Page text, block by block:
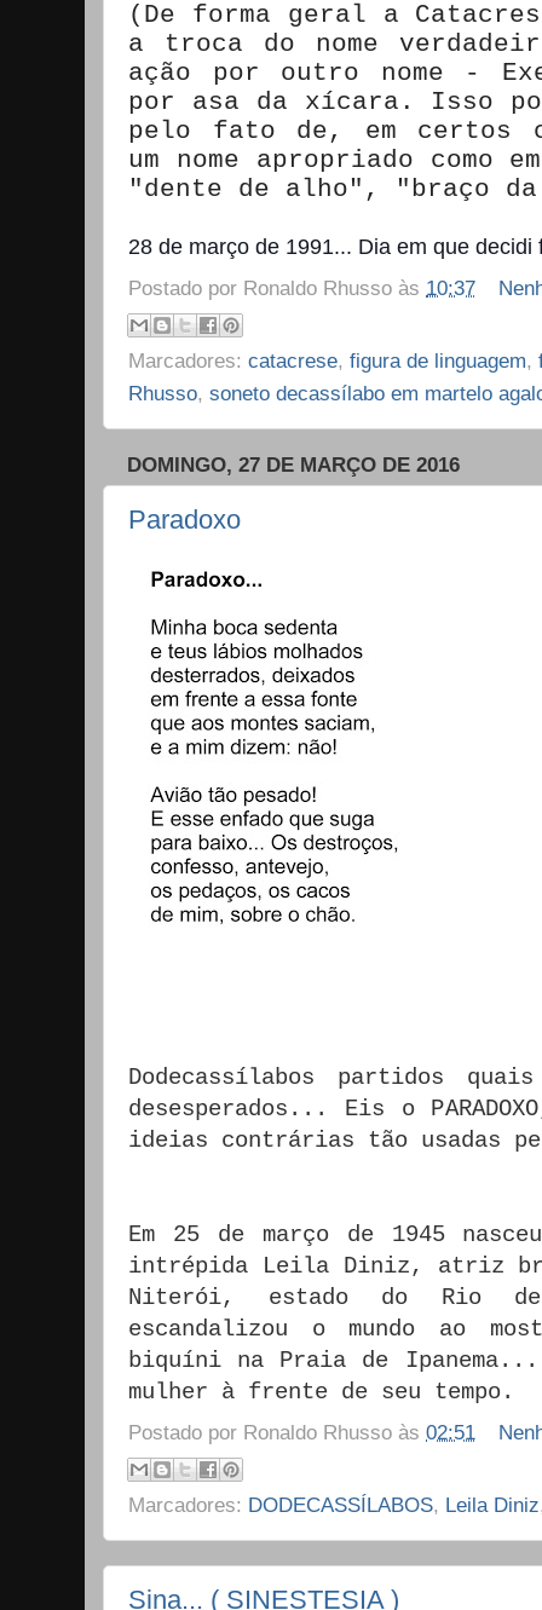
(De forma geral a
a troca do nome
ação por outro nome -
por asa da xícara. Isso
pelo fato de, em certos
um nome apropriado como
"dente de alho", "braço
28 de março de 1991... Dia em que decidi
Postado por Ronaldo Rhusso às 10:37
Marcadores: catacrese, figura de linguagem,
Rhusso, soneto decassílabo em martelo
DOMINGO, 27 DE MARÇO DE 2016
Paradoxo
Dodecassílabos partidos
desesperados... Eis o
ideias contrárias tão usadas
Em 25 de março de 1945
intrépida Leila Diniz, atriz
Niterói, estado do Rio
escandalizou o mundo ao
biquíni na Praia de Ipanema...
mulher à frente de seu tempo.
Postado por Ronaldo Rhusso às 02:51
Marcadores: DODECASSÍLABOS, Leila Diniz
Sina... ( SINESTESIA )